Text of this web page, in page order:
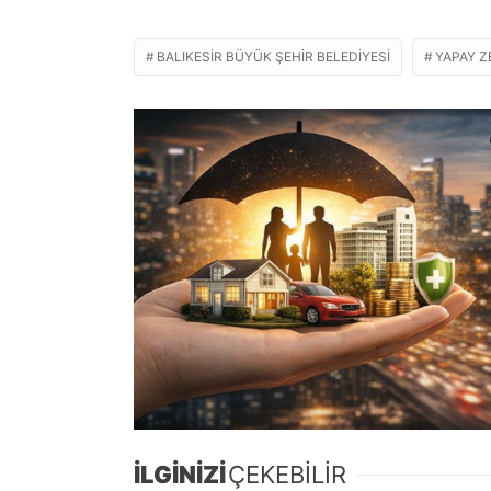
BALIKESIR BÜYÜK ŞEHIR BELEDIYESI YAPAY
İLGİNİZİÇEKEBİLİR